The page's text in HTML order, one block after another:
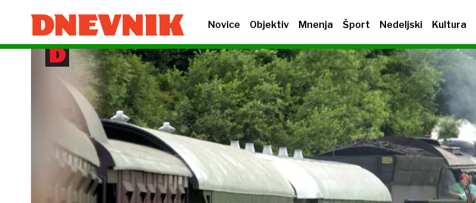
Novice Objektiv Mnenja Šport Nedeljski Kultura